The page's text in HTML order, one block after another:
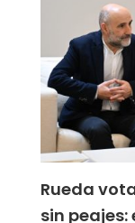
Rueda
sin peajes: